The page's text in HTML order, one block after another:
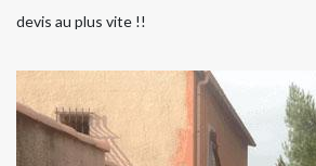
devis au plus vite !!